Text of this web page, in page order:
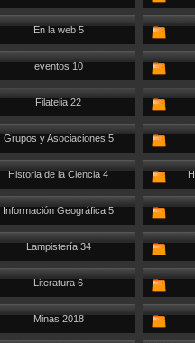
En la web 5
eventos 10
Filatelia 22
Grupos y Asociaciones 5
Historia de la Ciencia 4
Información Geográfica 5
Lampistería 34
Literatura 6
Minas 2018